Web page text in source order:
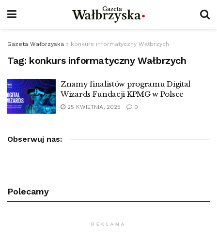
Gazeta Wałbrzyska » konkurs informatyczny Wałbrzych
Tag: konkurs informatyczny Wałbrzych
Znamy finalistów programu Digital
Wizards Fundacji KPMG w Polsce
25 KWIETNIA, 2025 0
Obserwuj nas:
Polecamy
REKLAMA